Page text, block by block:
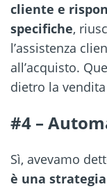
cliente e
specifiche,
l’assistenza
all’acquisto.
dietro la
#4 –
Sì, avevamo
è una